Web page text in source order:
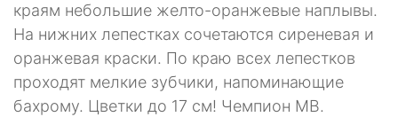
краям небольшие желто-оранжевые наплывы.
На нижних лепестках сочетаются сиреневая и
оранжевая краски. По краю всех лепестков
проходят мелкие зубчики, напоминающие
бахрому. Цветки до 17 см! Чемпион МВ.